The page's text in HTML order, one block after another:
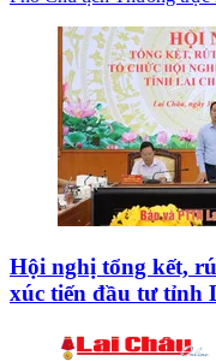
Hội nghị tổng kết,
xúc tiến đầu tư tỉnh